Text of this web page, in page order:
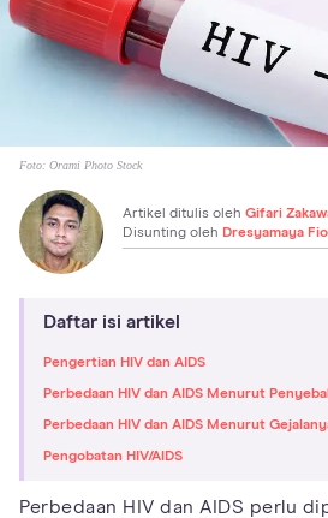
Foto: Orami Photo Stock
Artikel ditulis oleh Gifari
Disunting oleh Dresyamaya
Daftar isi artikel
Pengertian HIV dan AIDS
Perbedaan HIV dan AIDS Menurut
Perbedaan HIV dan AIDS Menurut
Pengobatan HIV/AIDS
Perbedaan HIV dan AIDS perlu